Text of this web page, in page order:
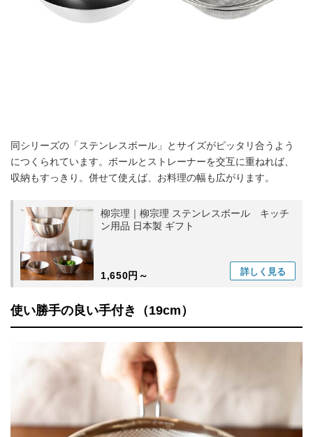
同シリーズの「ステンレスボール」とサイズがピッタリ合うよう
につくられています。ボールとストレーナーを交互に重ねれば、
収納もすっきり。併せて使えば、お料理の幅も広がります。
柳宗理｜柳宗理 ステンレスボール キッチ
ン用品 日本製 ギフト
1,650円～ 詳しく 見る
使い勝手の良い手付き（19cm）